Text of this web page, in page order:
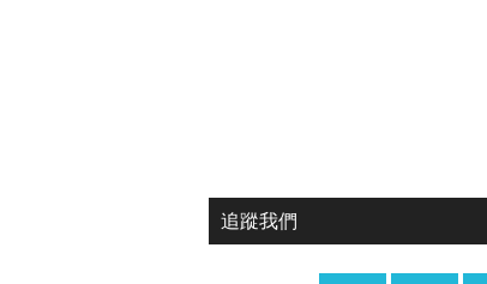
Primary
追蹤我們